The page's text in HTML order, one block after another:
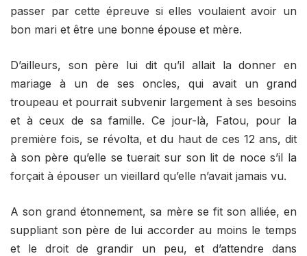
passer par cette épreuve si elles voulaient avoir un
bon mari et être une bonne épouse et mère.
D’ailleurs, son père lui dit qu’il allait la donner en
mariage à un de ses oncles, qui avait un grand
troupeau et pourrait subvenir largement à ses besoins
et à ceux de sa famille. Ce jour-là, Fatou, pour la
première fois, se révolta, et du haut de ces 12 ans, dit
à son père qu’elle se tuerait sur son lit de noce s’il la
forçait à épouser un vieillard qu’elle n’avait jamais vu.
A son grand étonnement, sa mère se fit son alliée, en
suppliant son père de lui accorder au moins le temps
et le droit de grandir un peu, et d’attendre dans